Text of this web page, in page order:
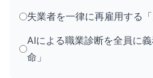
失業者を一律に再雇用する「
AIによる職業診断を全員に
命」